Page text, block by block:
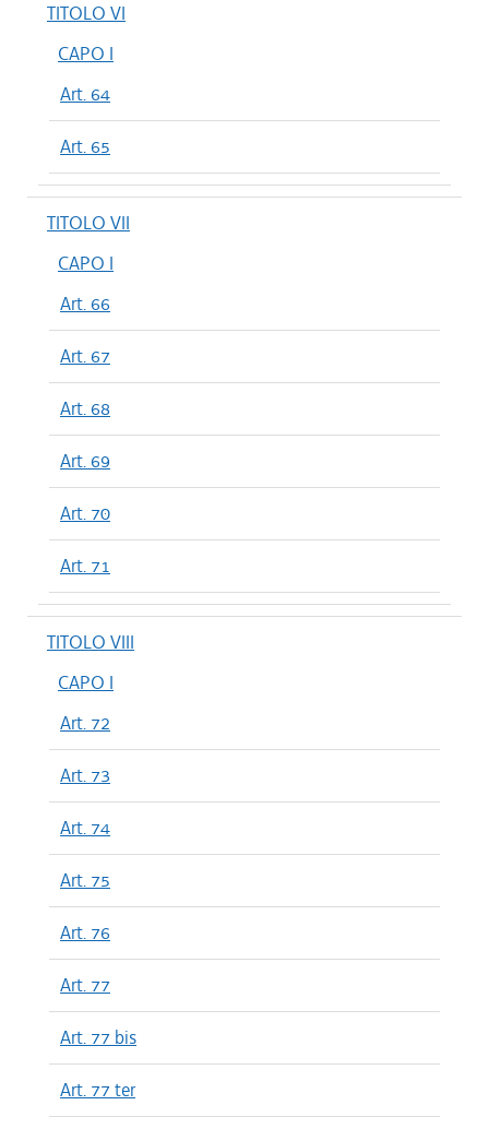
TITOLO VI
CAPO I
Art. 64
Art. 65
TITOLO VII
CAPO I
Art. 66
Art. 67
Art. 68
Art. 69
Art. 70
Art. 71
TITOLO VIII
CAPO I
Art. 72
Art. 73
Art. 74
Art. 75
Art. 76
Art. 77
Art. 77 bis
Art. 77 ter